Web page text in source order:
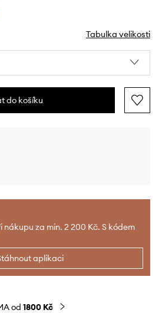
Tabulka velikosti
do košíku
nákupu za min. 2 200 Kč. S kódem
aplikaci
od 1800 Kč